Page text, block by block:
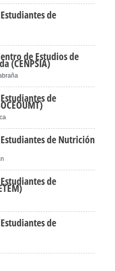
de
de Estudios de
(CENPSIA)
de
de Nutrición
de
de